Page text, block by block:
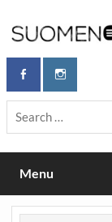
content
26.–27.9.2026
Menu